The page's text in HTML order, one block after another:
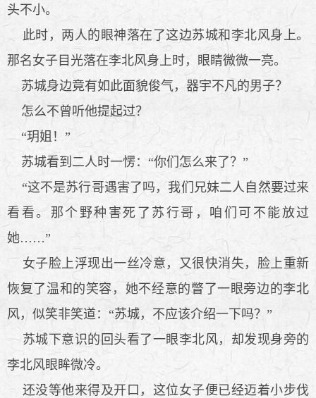
头不小。
此时，两人的眼神落在了这边苏城和李北风身上。
那名女子目光落在李北风身上时，眼睛微微一亮。
苏城身边竟有如此面貌俊气，器宇不凡的男子？
怎么不曾听他提起过？
“玥姐！”
苏城看到二人时一愣：“你们怎么来了？”
“这不是苏行哥遇害了吗，我们兄妹二人自然要过来
看看。那个野种害死了苏行哥，咱们可不能放过
她……”
女子脸上浮现出一丝冷意，又很快消失，脸上重新
恢复了温和的笑容，她不经意的瞥了一眼旁边的李北
风，似笑非笑道：“苏城，不应该介绍一下吗？”
苏城下意识的回头看了一眼李北风，却发现身旁的
李北风眼眸微冷。
还没等他来得及开口，这位女子便已经迈着小步伐